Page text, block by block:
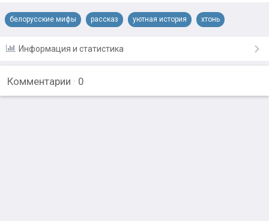
белорусские мифы рассказ уютная история хтонь
Информация и статистика
Комментарии · 0